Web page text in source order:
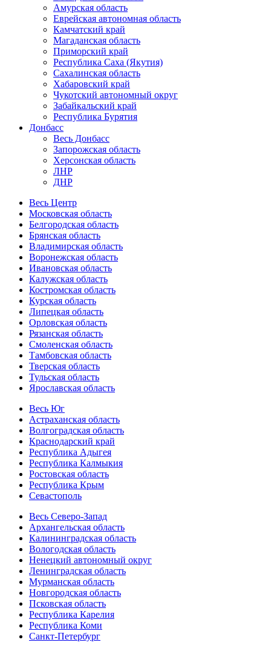
Амурская область
Еврейская автономная область
Камчатский край
Магаданская область
Приморский край
Республика Саха (Якутия)
Сахалинская область
Хабаровский край
Чукотский автономный округ
Забайкальский край
Республика Бурятия
Донбасс
Весь Донбасс
Запорожская область
Херсонская область
ЛНР
ДНР
Весь Центр
Московская область
Белгородская область
Брянская область
Владимирская область
Воронежская область
Ивановская область
Калужская область
Костромская область
Курская область
Липецкая область
Орловская область
Рязанская область
Смоленская область
Тамбовская область
Тверская область
Тульская область
Ярославская область
Весь Юг
Астраханская область
Волгоградская область
Краснодарский край
Республика Адыгея
Республика Калмыкия
Ростовская область
Республика Крым
Севастополь
Весь Северо-Запад
Архангельская область
Калининградская область
Вологодская область
Ненецкий автономный округ
Ленинградская область
Мурманская область
Новгородская область
Псковская область
Республика Карелия
Республика Коми
Санкт-Петербург